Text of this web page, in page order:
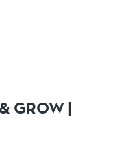
GROW |